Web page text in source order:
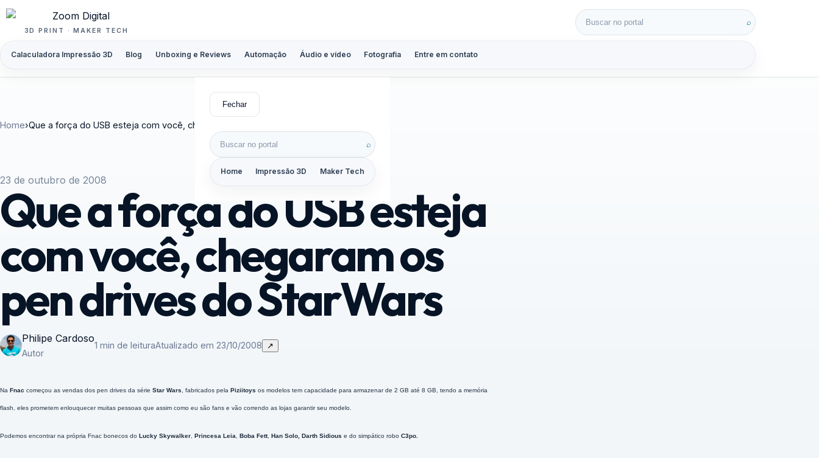
Pular para o conteúdo
3D PRINT · MAKER TECH
Calaculadora Impressão 3D Blog Unboxing e Reviews Automação Áudio e vídeo Fotografia Entre em contato
Buscar por: ⌕
Fechar
Buscar por: ⌕
Home Impressão 3D Maker Tech
Home›Que a força do USB esteja com você, chegaram os pen drives do StarWars
23 de outubro de 2008
Que a força do USB esteja
com você, chegaram os
pen drives do StarWars
Philipe Cardoso
Autor
1 min de leituraAtualizado em 23/10/2008 ↗
Na Fnac começou as vendas dos pen drives da série Star Wars, fabricados pela Piziitoys os modelos tem capacidade para armazenar de 2 GB até 8 GB, tendo a memória
flash, eles prometem enlouquecer muitas pessoas que assim como eu são fans e vão correndo as lojas garantir seu modelo.
Podemos encontrar na própria Fnac bonecos do Lucky Skywalker, Princesa Leia, Boba Fett, Han Solo, Darth Sidious e do simpático robo C3po.